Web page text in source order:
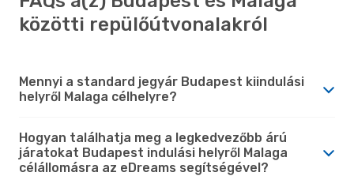
közötti repülőútvonalakról
Mennyi a standard jegyár Budapest kiindulási
helyről Malaga célhelyre?
Hogyan találhatja meg a legkedvezőbb árú
járatokat Budapest indulási helyről Malaga
célállomásra az eDreams segítségével?